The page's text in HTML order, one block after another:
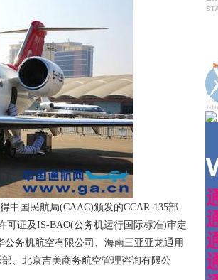
国民航局(CAAC)颁发的CCAR-135部
可证及IS-BAO(公务机运行国际标准)审定
务机航空有限公司、海南三亚亚龙通用
、北京吉美商务航空管理咨询有限公